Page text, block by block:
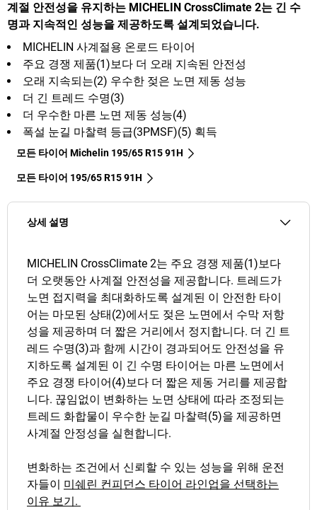
계절 안전성을 유지하는 MICHELIN CrossClimate 2는 긴 수
명과 지속적인 성능을 제공하도록 설계되었습니다.
MICHELIN 사계절용 온로드 타이어
주요 경쟁 제품(1)보다 더 오래 지속된 안전성
오래 지속되는(2) 우수한 젖은 노면 제동 성능
더 긴 트레드 수명(3)
더 우수한 마른 노면 제동 성능(4)
폭설 눈길 마찰력 등급(3PMSF)(5) 획득
모든 타이어 Michelin 195/65 R15 91H
모든 타이어‎ 195/65 R15 91H
상세 설명
MICHELIN CrossClimate 2는 주요 경쟁 제품(1)보다
더 오랫동안 사계절 안전성을 제공합니다. 트레드가
노면 접지력을 최대화하도록 설계된 이 안전한 타이
어는 마모된 상태(2)에서도 젖은 노면에서 수막 저항
성을 제공하며 더 짧은 거리에서 정지합니다. 더 긴 트
레드 수명(3)과 함께 시간이 경과되어도 안전성을 유
지하도록 설계된 이 긴 수명 타이어는 마른 노면에서
주요 경쟁 타이어(4)보다 더 짧은 제동 거리를 제공합
니다. 끊임없이 변화하는 노면 상태에 따라 조정되는
트레드 화합물이 우수한 눈길 마찰력(5)을 제공하면
사계절 안정성을 실현합니다.
변화하는 조건에서 신뢰할 수 있는 성능을 위해 운전
자들이 미쉐린 컨피던스 타이어 라인업을 선택하는
이유 보기.